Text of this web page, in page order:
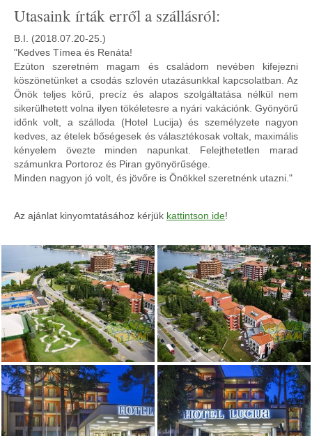
Utasaink írták erről a szállásról:
B.I. (2018.07.20-25.)
"Kedves Tímea és Renáta!
Ezúton szeretném magam és családom nevében kifejezni
köszönetünket a csodás szlovén utazásunkkal kapcsolatban. Az
Önök teljes körű, precíz és alapos szolgáltatása nélkül nem
sikerülhetett volna ilyen tökéletesre a nyári vakációnk. Gyönyörű
időnk volt, a szálloda (Hotel Lucija) és személyzete nagyon
kedves, az ételek bőségesek és választékosak voltak, maximális
kényelem övezte minden napunkat. Felejthetetlen marad
számunkra Portoroz és Piran gyönyörűsége.
Minden nagyon jó volt, és jövőre is Önökkel szeretnénk utazni."
Az ajánlat kinyomtatásához kérjük kattintson ide!